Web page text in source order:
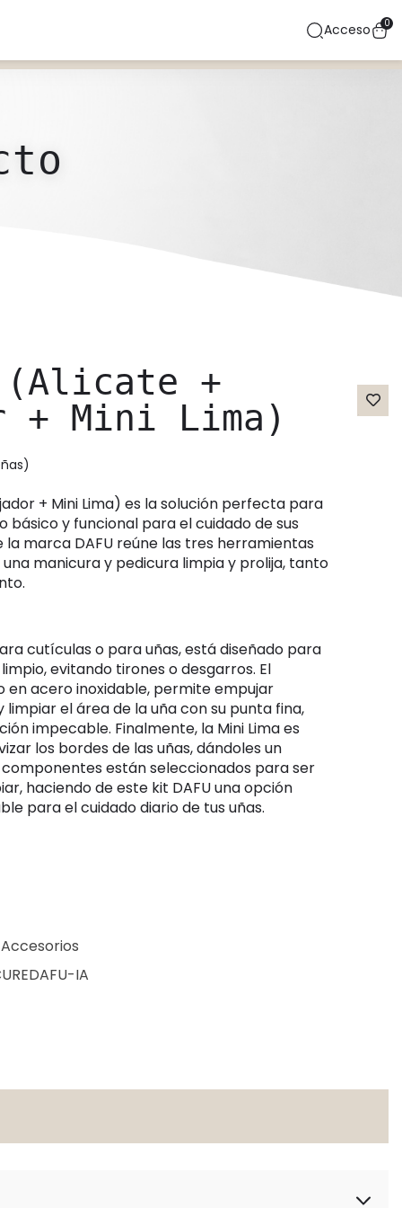
Acceso 0
(Alicate +
+ Mini Lima)
básico y funcional para el cuidado de sus
marca DAFU reúne las tres herramientas
manicura y pedicura limpia y prolija, tanto
evitando tirones o desgarros. El
en acero inoxidable, permite empujar
el área de la uña con su punta fina,
impecable. Finalmente, la Mini Lima es
los bordes de las uñas, dándoles un
están seleccionados para ser
haciendo de este kit DAFU una opción
para el cuidado diario de tus uñas.
IA